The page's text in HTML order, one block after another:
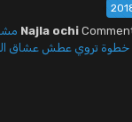
Najla ochi
تروي عطش عشاق